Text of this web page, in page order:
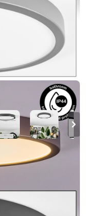
1-licht